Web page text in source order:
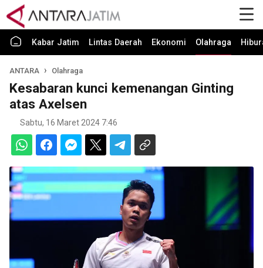
Kabar Jatim Lintas Daerah Ekonomi Olahraga
ANTARA Olahraga
Kesabaran kunci kemenangan Ginting
atas Axelsen
Sabtu, 16 Maret 2024 7:46